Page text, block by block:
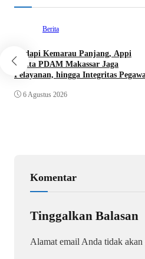
Berita
Hadapi Kemarau Panjang, Appi
Minta PDAM Makassar Jaga
Pelayanan, hingga Integritas
6 Agustus 2026
Komentar
Tinggalkan Balasan
Alamat email Anda tidak